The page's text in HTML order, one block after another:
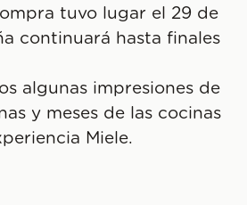
tuvo lugar el 29 de
continuará hasta finales
algunas impresiones de
y meses de las cocinas
Miele.